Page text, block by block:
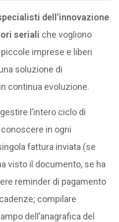
dell’innovazione
seriali che vogliono
imprese e liberi
soluzione di
continua evoluzione.
l’intero ciclo di
in ogni
fattura inviata (se
visto il documento, se ha
reminder di pagamento
compilare
dell’anagrafica del